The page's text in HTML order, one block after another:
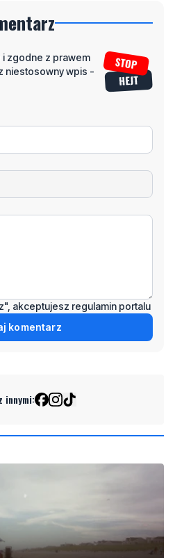
wpis -